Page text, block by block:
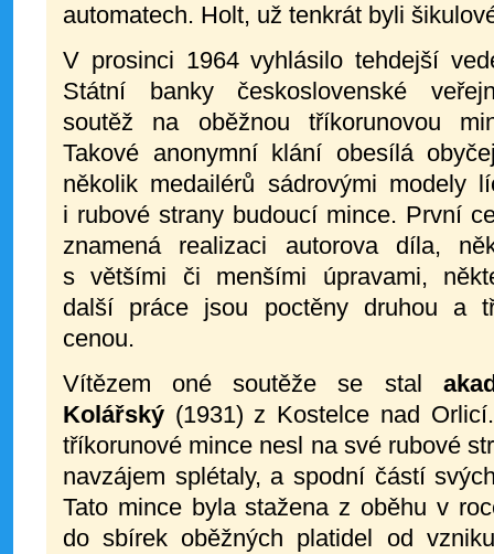
automatech. Holt, už tenkrát byli
V prosinci 1964 vyhlásilo tehdejší
Státní banky československé
soutěž na oběžnou tříkorunovou
Takové anonymní klání obesílá
několik medailérů sádrovými modely
i rubové strany budoucí mince. První
znamená realizaci autorova díla,
s většími či menšími úpravami,
další práce jsou poctěny druhou a
cenou.
Vítězem oné soutěže se stal
Kolářský (1931) z Kostelce nad
tříkorunové mince nesl na své rubové
navzájem splétaly, a spodní částí
Tato mince byla stažena z oběhu v
do sbírek oběžných platidel od